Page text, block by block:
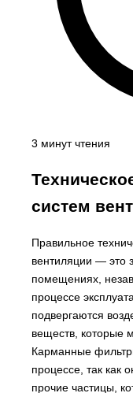
3 минут чтения
систем
Правильное
вентиляции — это
помещениях,
процессе
подвергаются
веществ, которые
Карманные
процессе, так как
прочие частицы,